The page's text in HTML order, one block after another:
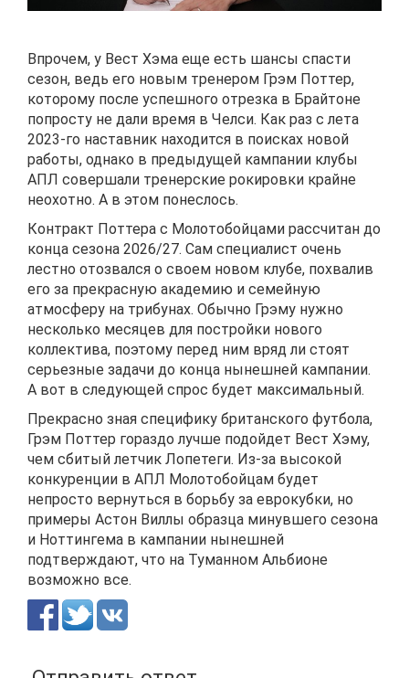
Впрочем, у Вест Хэма еще есть шансы спасти
сезон, ведь его новым тренером Грэм Поттер,
которому после успешного отрезка в Брайтоне
попросту не дали время в Челси. Как раз с лета
2023-го наставник находится в поисках новой
работы, однако в предыдущей кампании клубы
АПЛ совершали тренерские рокировки крайне
неохотно. А в этом понеслось.
Контракт Поттера с Молотобойцами рассчитан до
конца сезона 2026/27. Сам специалист очень
лестно отозвался о своем новом клубе, похвалив
его за прекрасную академию и семейную
атмосферу на трибунах. Обычно Грэму нужно
несколько месяцев для постройки нового
коллектива, поэтому перед ним вряд ли стоят
серьезные задачи до конца нынешней кампании.
А вот в следующей спрос будет максимальный.
Прекрасно зная специфику британского футбола,
Грэм Поттер гораздо лучше подойдет Вест Хэму,
чем сбитый летчик Лопетеги. Из-за высокой
конкуренции в АПЛ Молотобойцам будет
непросто вернуться в борьбу за еврокубки, но
примеры Астон Виллы образца минувшего сезона
и Ноттингема в кампании нынешней
подтверждают, что на Туманном Альбионе
возможно все.